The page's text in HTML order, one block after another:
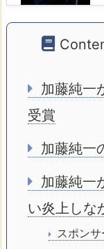
加藤純一
受賞
加藤純一
加藤純一
い炎上しな
スポン